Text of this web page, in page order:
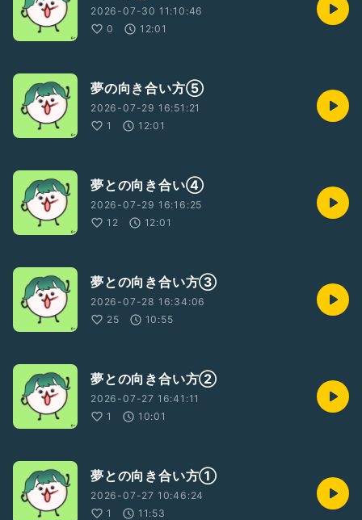
2026-07-30 11:10:46
0
12:01
夢の向き合い方⑤
2026-07-29 16:51:21
1
12:01
夢との向き合い④
2026-07-29 16:16:25
12
12:01
夢との向き合い方③
2026-07-28 16:34:06
25
10:55
夢との向き合い方②
2026-07-27 16:41:11
1
10:01
夢との向き合い方①
2026-07-27 10:46:24
1
11:53